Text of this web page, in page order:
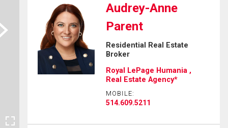
Audrey-Anne
Parent
Residential Real Estate
Broker
Royal LePage Humania ,
Real Estate Agency*
MOBILE:
514.609.5211